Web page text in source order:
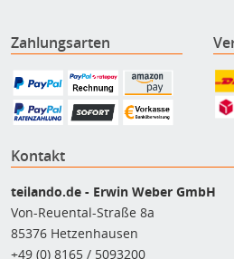
Zahlungsarten
Kontakt
teilando.de - Erwin Weber GmbH
Von-Reuental-Straße 8a
85376 Hetzenhausen
+49 (0) 8165 / 5093200